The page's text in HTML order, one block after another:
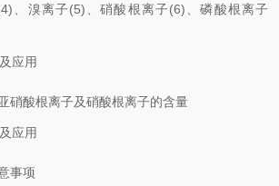
、溴离子(5)、硝酸根离子(6)、磷酸根离子
硝酸根离子及硝酸根离子的含量
事项